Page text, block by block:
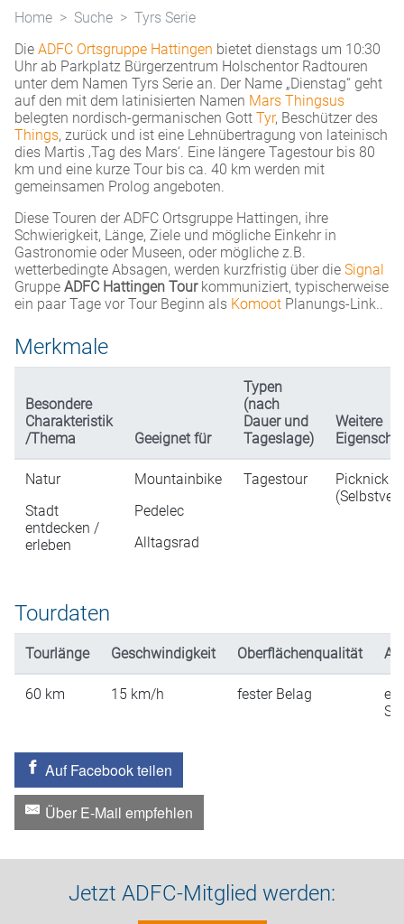
Home Suche
Tyrs Serie
Die ADFC Ortsgruppe Hattingen bietet dienstags um 10:30
Uhr ab Parkplatz Bürgerzentrum Holschentor Radtouren
unter dem Namen Tyrs Serie an. Der Name „Dienstag“ geht
auf den mit dem latinisierten Namen Mars Thingsus
belegten nordisch-germanischen Gott Tyr, Beschützer des
Things, zurück und ist eine Lehnübertragung von lateinisch
dies Martis ‚Tag des Mars‘. Eine längere Tagestour bis 80
km und eine kurze Tour bis ca. 40 km werden mit
gemeinsamen Prolog angeboten.
Diese Touren der ADFC Ortsgruppe Hattingen, ihre
Schwierigkeit, Länge, Ziele und mögliche Einkehr in
Gastronomie oder Museen, oder mögliche z.B.
wetterbedingte Absagen, werden kurzfristig über die Signal
Gruppe ADFC Hattingen Tourkommuniziert, typischerweise
ein paar Tage vor Tour Beginn als Komoot Planungs-Link..
Merkmale
Besondere
Charakteristik
/Thema
Geeignet für
Typen
(nach
Dauer und
Tageslage)
Weitere
Natur
Stadt
entdecken /
erleben
Mountainbike
Pedelec
Alltagsrad
Tagestour
Picknick
Tourdaten
Tourlänge Geschwindigkeit Oberflächenqualität
60 km 15 km/h fester Belag
Auf Facebook teilen
Über E-Mail empfehlen
Jetzt ADFC-Mitglied werden: